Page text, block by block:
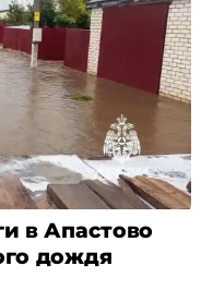
в Апастово
дождя